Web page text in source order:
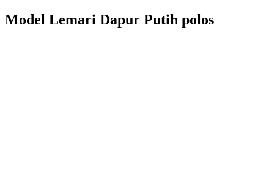
Model Lemari Dapur Putih polos